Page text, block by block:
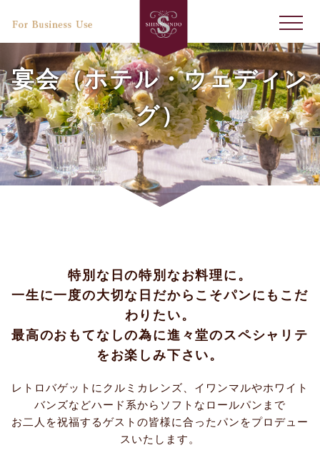
宴会（ホテル・ウェディン
グ）
特別な日の特別なお料理に。
一生に一度の大切な日だからこそパンにもこだ
わりたい。
最高のおもてなしの為に進々堂のスペシャリテ
をお楽しみ下さい。
レトロバゲットにクルミカレンズ、イワンマルやホワイト
バンズなどハード系からソフトなロールパンまで
お二人を祝福するゲストの皆様に合ったパンをプロデュー
スいたします。